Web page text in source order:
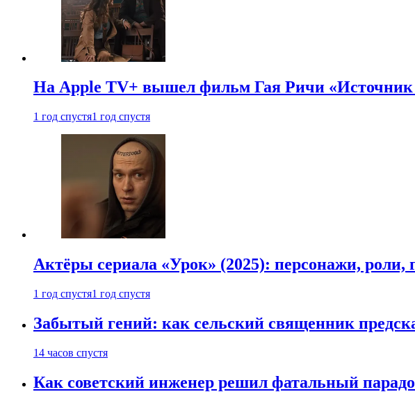
На Apple TV+ вышел фильм Гая Ричи «Источник
1 год спустя1 год спустя
Актёры сериала «Урок» (2025): персонажи, роли,
1 год спустя1 год спустя
Забытый гений: как сельский священник
14 часов спустя
Как советский инженер решил фатальный